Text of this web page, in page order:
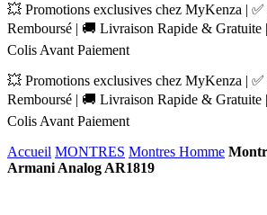
💥 Promotions exclusives chez MyKenza | ✅
Remboursé | 🚚 Livraison Rapide &
Colis Avant Paiement
💥 Promotions exclusives chez MyKenza | ✅
Remboursé | 🚚 Livraison Rapide &
Colis Avant Paiement
Accueil MONTRES Montres Homme
Armani Analog AR1819